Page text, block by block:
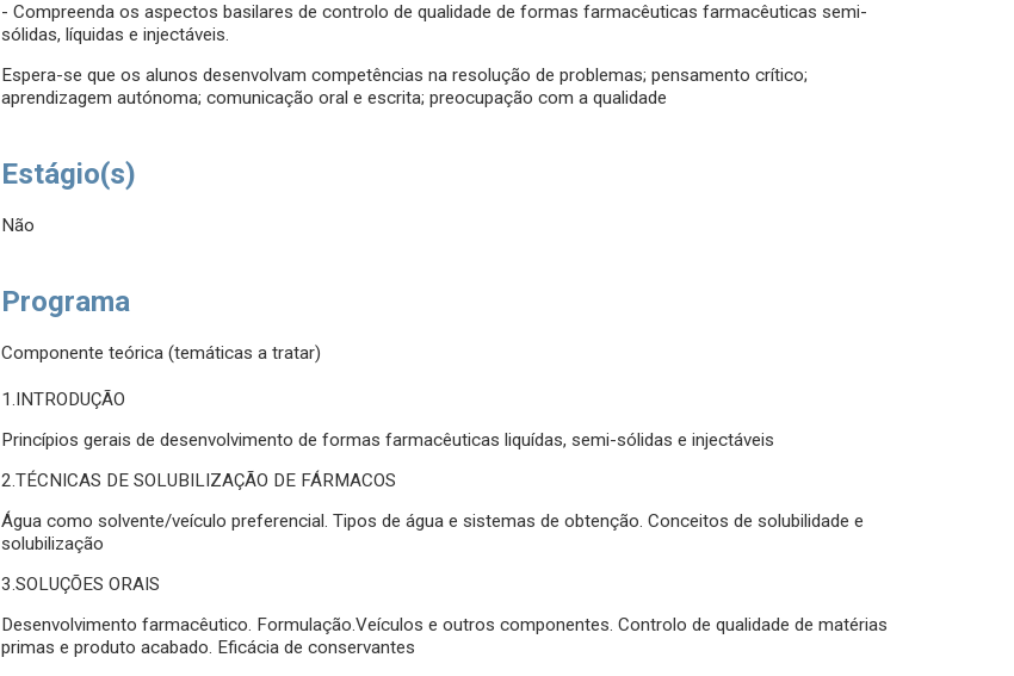
- Compreenda os aspectos basilares de controlo de qualidade de formas farmacêuticas farmacêuticas semi-
sólidas, líquidas e injectáveis.
Espera-se que os alunos desenvolvam competências na resolução de problemas; pensamento crítico;
aprendizagem autónoma; comunicação oral e escrita; preocupação com a qualidade
Estágio(s)
Não
Programa
Componente teórica (temáticas a tratar)
1.INTRODUÇÃO
Princípios gerais de desenvolvimento de formas farmacêuticas liquídas, semi-sólidas e injectáveis
2.TÉCNICAS DE SOLUBILIZAÇÃO DE FÁRMACOS
Água como solvente/veículo preferencial. Tipos de água e sistemas de obtenção. Conceitos de solubilidade e
solubilização
3.SOLUÇÕES ORAIS
Desenvolvimento farmacêutico. Formulação.Veículos e outros componentes. Controlo de qualidade de matérias
primas e produto acabado. Eficácia de conservantes